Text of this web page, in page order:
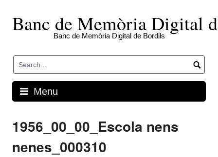
contentBanc de Memòria Digital
Banc de Memòria Digital de Bordils
Menu
1956_00_00_Escola nens
nenes_000310